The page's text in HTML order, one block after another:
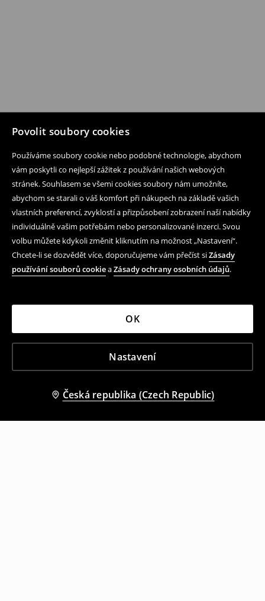
Povolit soubory cookies
Používáme soubory cookie nebo podobné technologie, abychom
vám poskytli co nejlepší zážitek z používání našich webových
stránek. Souhlasem se všemi cookies soubory nám umožníte,
abychom se starali o váš komfort při nákupech na základě vašich
vlastních preferencí, zvyklostí a přizpůsobení zobrazení naší nabídky
individuálně vašim potřebám nebo personalizované inzerci. Svou
volbu můžete kdykoli změnit kliknutím na možnost „Nastavení“.
Chcete-li se dozvědět více, doporučujeme vám přečíst siZásady
používání souborů cookieaZásady ochrany osobních údajů.
Nastavení
OK
Česká republika (Czech Republic)